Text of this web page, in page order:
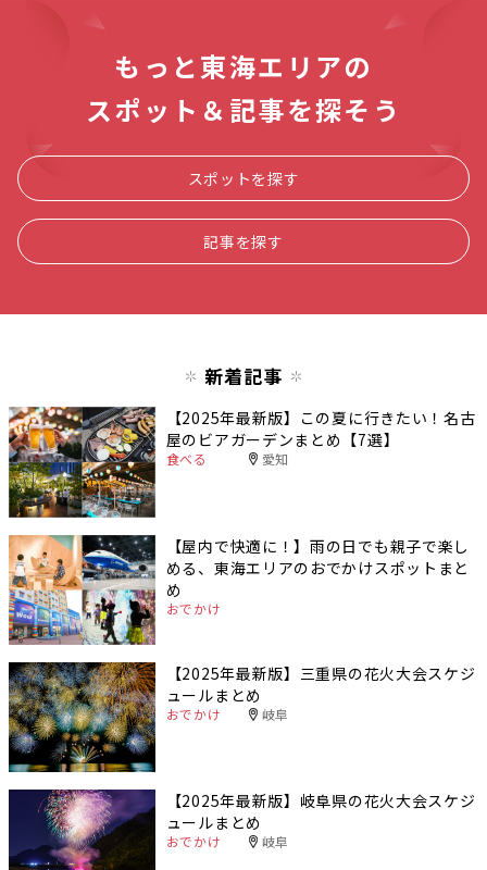
もっと東海エリアの
スポット＆記事を探そう
スポットを探す
記事を探す
新着記事
【2025年最新版】この夏に行きたい！名古
屋のビアガーデンまとめ【7選】
食べる 愛知
【屋内で快適に！】雨の日でも親子で楽し
める、東海エリアのおでかけスポットまと
め
おでかけ
【2025年最新版】三重県の花火大会スケジ
ュールまとめ
おでかけ 岐阜
【2025年最新版】岐阜県の花火大会スケジ
ュールまとめ
おでかけ 岐阜